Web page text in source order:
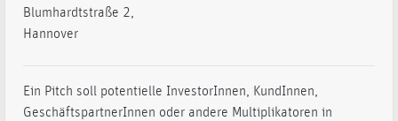
Blumhardtstraße 2,
Hannover
Ein Pitch soll potentielle InvestorInnen, KundInnen,
GeschäftspartnerInnen oder andere Multiplikatoren in